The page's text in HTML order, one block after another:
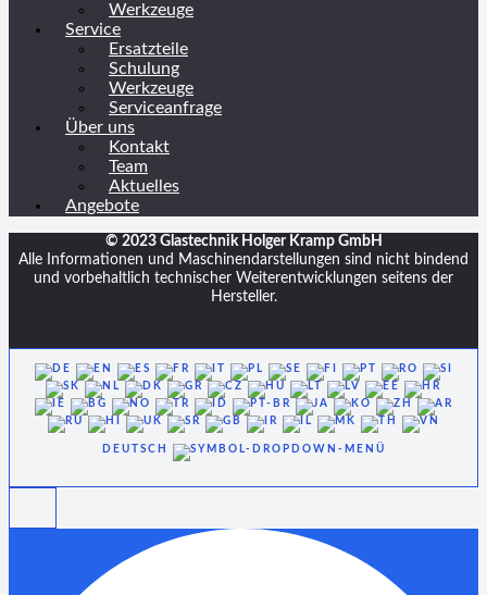
Werkzeuge
Service
Ersatzteile
Schulung
Werkzeuge
Serviceanfrage
Über uns
Kontakt
Team
Aktuelles
Angebote
© 2023 Glastechnik Holger Kramp GmbH
Alle Informationen und Maschinendarstellungen sind nicht bindend
und vorbehaltlich technischer Weiterentwicklungen seitens der
Hersteller.
DEUTSCH